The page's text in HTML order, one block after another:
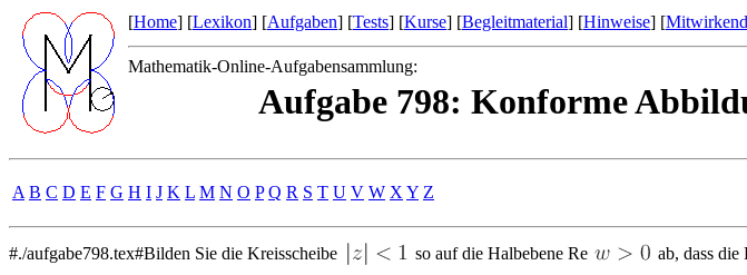
[Home] [Lexikon] [Aufgaben] [Tests] [Kurse] [Begleitmaterial] [Hinweise] [
Mathematik-Online-Aufgabensammlung:
Aufgabe 798: Konforme
A B C D E F G H I J K L M N O P Q R S T U V W X Y Z
#./aufgabe798.tex#Bilden Sie die Kreisscheibe so auf die Halbebene Re ab, dass die